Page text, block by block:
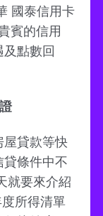
國泰信用卡
賓的信用
點數回
屋貸款等快
貸條件中不
就要來介紹
所得清單